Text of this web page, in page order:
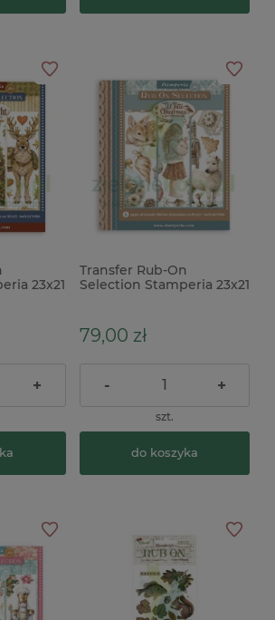
23x21
+
Transfer Rub-On
Selection Stamperia 23x21
79,00 zł
- +
szt.
do koszyka